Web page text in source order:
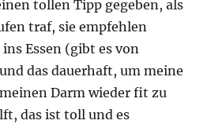
tollen Tipp gegeben, als
traf, sie empfehlen
Essen (gibt es von
das dauerhaft, um meine
Darm wieder fit zu
das ist toll und es